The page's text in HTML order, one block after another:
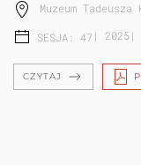
Muzeum
SESJA: 47 | 2025|
CZYTAJ